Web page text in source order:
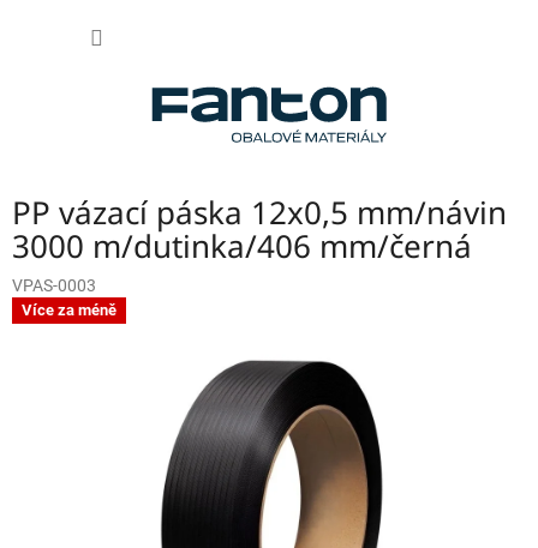
PP vázací páska 12x0,5 mm/návin
3000 m/dutinka/406 mm/černá
VPAS-0003
Více za méně